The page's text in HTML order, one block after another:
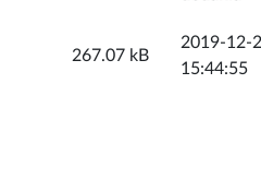
267.07 kB
2019-12-
15:44:55